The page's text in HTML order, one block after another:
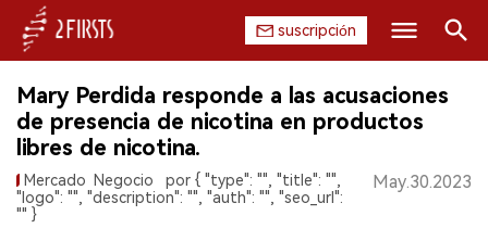
suscripción
INICIO
EMPRESA
PRODUCTO
Buscar
Mary Perdida responde a las acusaciones
de presencia de nicotina en productos
libres de nicotina.
Mercado Negocio
por { "type": "", "title": "",
"logo": "", "description": "", "auth": "", "seo_url":
"" }
May.30.2023